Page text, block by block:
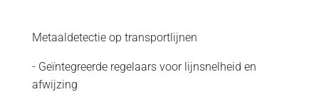
Metaaldetectie op transportlijnen
- Geïntegreerde regelaars voor lijnsnelheid en
afwijzing